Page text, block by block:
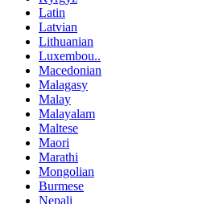
Latin
Latvian
Lithuanian
Luxembou..
Macedonian
Malagasy
Malay
Malayalam
Maltese
Maori
Marathi
Mongolian
Burmese
Nepali